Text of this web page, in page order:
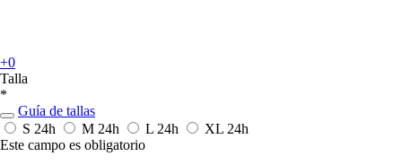
+0
Talla
*
Guía de tallas
S 24h M 24h L 24h XL 24h
Este campo es obligatorio